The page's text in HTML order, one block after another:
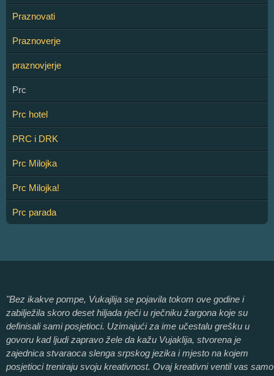
Praznovati
Praznoverje
praznovjerje
Prc
Prc hotel
PRC i DRK
Prc Milojka
Prc Milojka!
Prc parada
"Bez ikakve pompe, Vukajlija se pojavila tokom ove godine i
zabilježila skoro deset hiljada rječi u rječniku žargona koje su
definisali sami posjetioci. Uzimajući za ime učestalu grešku u
govoru kad ljudi zapravo žele da kažu Vujaklija, stvorena je
zajednica stvaraoca slenga srpskog jezika i mjesto na kojem
posjetioci treniraju svoju kreativnost. Ovaj kreativni ventil vas samo